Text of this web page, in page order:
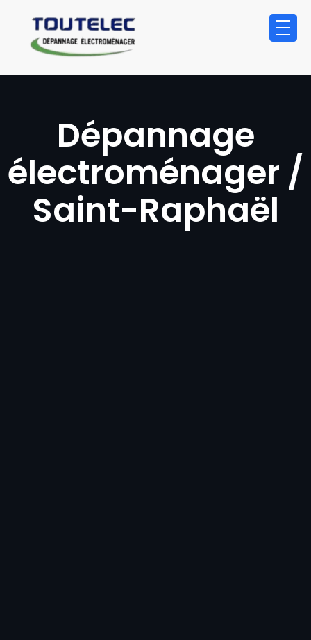
principal
Dépannage
électroménager /
Saint-Raphaël